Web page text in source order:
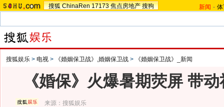
搜狐 ChinaRen 17173 焦点房地产 搜狗 新闻 -
搜狐娱乐 > 电视 > 《婚姻保卫战》,婚姻保卫战 > 《婚姻保卫战》_新闻
《婚保》火爆暑期荧屏 带
来源：搜狐娱乐